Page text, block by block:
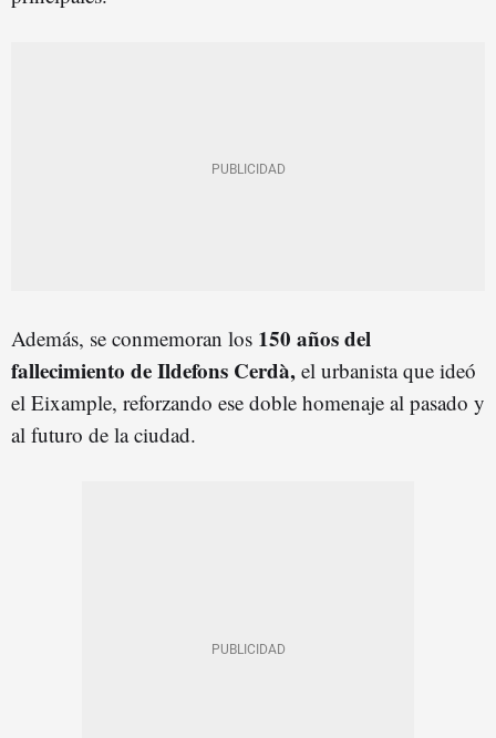
Además, se conmemoran los 150 años del
fallecimiento de Ildefons Cerdà, el urbanista que ideó
el Eixample, reforzando ese doble homenaje al pasado y
al futuro de la ciudad.